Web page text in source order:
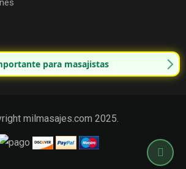
para masajistas
milmasajes.com 2025.